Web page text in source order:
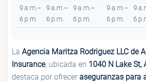
9 a.m.–
6 p.m.
9 a.m.–
6 p.m.
9 a.m.–
6 p.m.
9 a.m.–
6 p.m.
9
6
La Agencia Maritza Rodriguez LLC de
Insurance, ubicada en 1040 N Lake St,
destaca por ofrecer aseguranzas para